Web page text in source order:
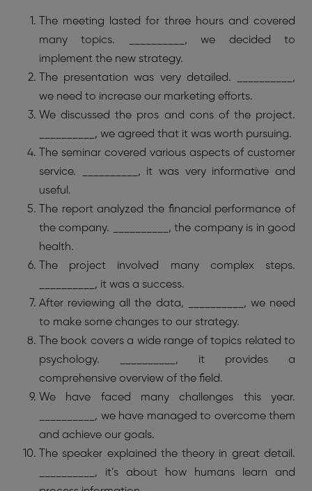
The meeting lasted for three hours and covered
many topics. __________, we decided to
implement the new strategy.
The presentation was very detailed. __________,
we need to increase our marketing efforts.
We discussed the pros and cons of the project.
__________, we agreed that it was worth pursuing.
The seminar covered various aspects of customer
service. __________, it was very informative and
useful.
The report analyzed the financial performance of
the company. __________, the company is in good
health.
The project involved many complex steps.
__________, it was a success.
After reviewing all the data, __________, we need
to make some changes to our strategy.
The book covers a wide range of topics related to
psychology. __________, it provides a
comprehensive overview of the field.
We have faced many challenges this year.
__________, we have managed to overcome them
and achieve our goals.
The speaker explained the theory in great detail.
__________, it’s about how humans learn and